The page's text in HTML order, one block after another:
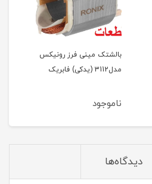
بالشتک مینی فرز رونیکس
مدل3112 (یدکی) فابریک
ناموجود
دیدگاه‌ها